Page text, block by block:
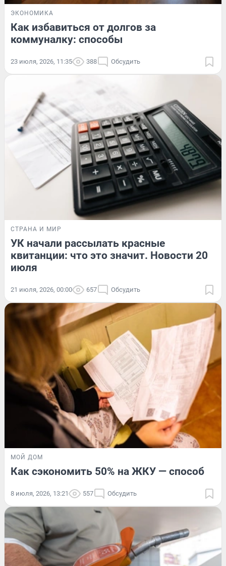
ЭКОНОМИКА
Как избавиться от долгов за
коммуналку: способы
23 июля, 2026, 11:35 388 Обсудить
СТРАНА И МИР
УК начали рассылать красные
квитанции: что это значит. Новости 20
июля
21 июля, 2026, 00:00 657 Обсудить
МОЙ ДОМ
Как сэкономить 50% на ЖКУ — способ
8 июля, 2026, 13:21 557 Обсудить